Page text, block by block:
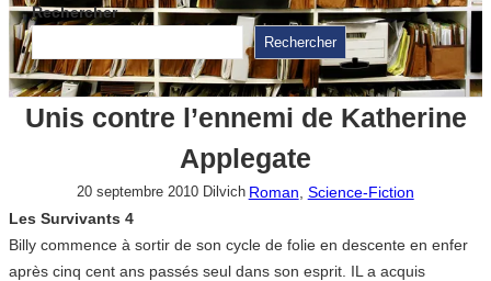
Rechercher
Rechercher
Unis contre l’ennemi de Katherine
Applegate
20 septembre 2010 Dilvich Roman Science-Fiction
Les Survivants 4
Billy commence à sortir de son cycle de folie en descente en enfer
après cinq cent ans passés seul dans son esprit. IL a acquis